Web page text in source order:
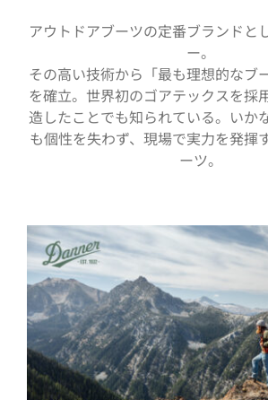
アウトドアブーツの定番ブランドと
ー。
その高い技術から「最も理想的なブ
を確立。世界初のゴアテックスを採
造したことでも知られている。いか
も個性を失わず、現場で実力を発揮
ーツ。